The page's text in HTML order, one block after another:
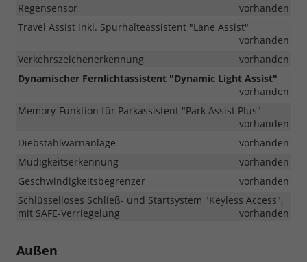
Regensensor
vorhanden
Travel Assist inkl. Spurhalteassistent "Lane Assist"
vorhanden
Verkehrszeichenerkennung
vorhanden
Dynamischer Fernlichtassistent "Dynamic Light Assist"
vorhanden
Memory-Funktion für Parkassistent "Park Assist Plus"
vorhanden
Diebstahlwarnanlage
vorhanden
Müdigkeitserkennung
vorhanden
Geschwindigkeitsbegrenzer
vorhanden
Schlüsselloses Schließ- und Startsystem "Keyless Access",
mit SAFE-Verriegelung
vorhanden
Außen